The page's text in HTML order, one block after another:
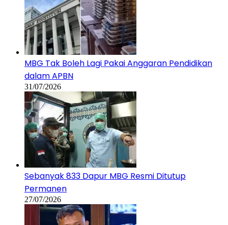
MBG Tak Boleh Lagi Pakai Anggaran Pendidikan
dalam APBN
31/07/2026
Sebanyak 833 Dapur MBG Resmi Ditutup
Permanen
27/07/2026